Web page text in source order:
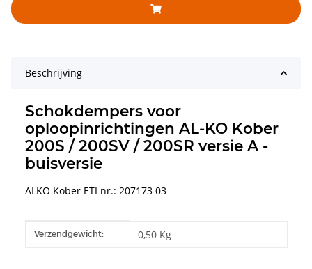
Beschrijving
Schokdempers voor
oploopinrichtingen AL-KO Kober
200S / 200SV / 200SR versie A -
buisversie
ALKO Kober ETI nr.: 207173 03
#productDetails.itemInformation#
#productDetails.itemValue#
Verzendgewicht: 0,50 Kg